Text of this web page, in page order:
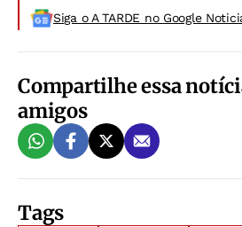
Siga o A TARDE no Google
Compartilhe essa
amigos
Tags